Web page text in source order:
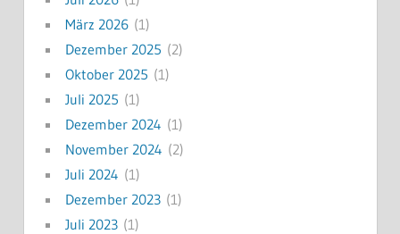
März 2026(1)
Dezember 2025 (2)
Oktober 2025 (1)
Juli 2025 (1)
Dezember 2024 (1)
November 2024 (2)
Juli 2024 (1)
Dezember 2023(1)
Juli 2023(1)